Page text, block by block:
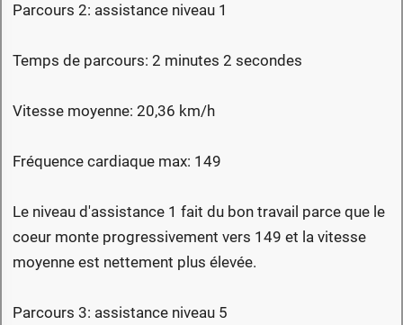
Parcours 2: assistance niveau 1
Temps de parcours: 2 minutes 2 secondes
Vitesse moyenne: 20,36 km/h
Fréquence cardiaque max: 149
Le niveau d'assistance 1 fait du bon travail parce que le
coeur monte progressivement vers 149 et la vitesse
moyenne est nettement plus élevée.
Parcours 3: assistance niveau 5